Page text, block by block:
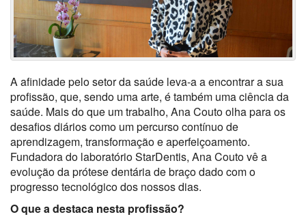
A afinidade pelo setor da saúde leva-a a encontrar a sua
profissão, que, sendo uma arte, é também uma ciência da
saúde. Mais do que um trabalho, Ana Couto olha para os
desafios diários como um percurso contínuo de
aprendizagem, transformação e aperfeiçoamento.
Fundadora do laboratório StarDentis, Ana Couto vê a
evolução da prótese dentária de braço dado com o
progresso tecnológico dos nossos dias.
O que a destaca nesta profissão?